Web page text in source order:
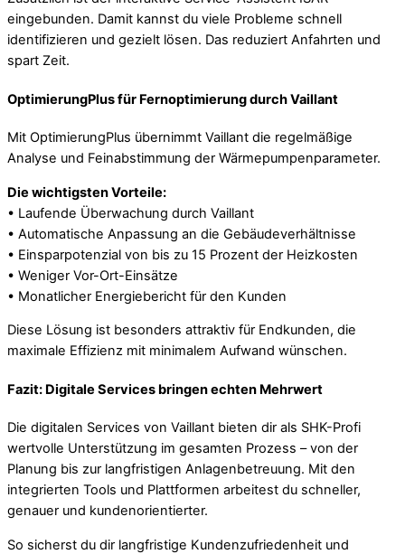
eingebunden. Damit kannst du viele Probleme schnell
identifizieren und gezielt lösen. Das reduziert Anfahrten und
spart Zeit.
OptimierungPlus für Fernoptimierung durch Vaillant
Mit OptimierungPlus übernimmt Vaillant die regelmäßige
Analyse und Feinabstimmung der Wärmepumpenparameter.
Die wichtigsten Vorteile:
• Laufende Überwachung durch Vaillant
• Automatische Anpassung an die Gebäudeverhältnisse
• Einsparpotenzial von bis zu 15 Prozent der Heizkosten
• Weniger Vor-Ort-Einsätze
• Monatlicher Energiebericht für den Kunden
Diese Lösung ist besonders attraktiv für Endkunden, die
maximale Effizienz mit minimalem Aufwand wünschen.
Fazit: Digitale Services bringen echten Mehrwert
Die digitalen Services von Vaillant bieten dir als SHK-Profi
wertvolle Unterstützung im gesamten Prozess – von der
Planung bis zur langfristigen Anlagenbetreuung. Mit den
integrierten Tools und Plattformen arbeitest du schneller,
genauer und kundenorientierter.
So sicherst du dir langfristige Kundenzufriedenheit und